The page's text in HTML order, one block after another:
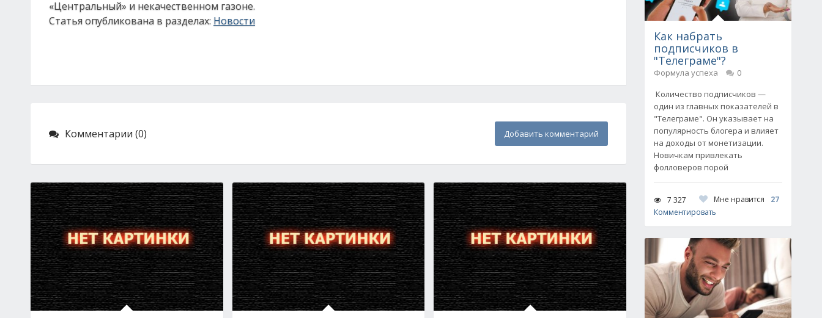
«Центральный» и некачественном газоне.
Статья опубликована в разделах: Новости
Комментарии (0) Добавить комментарий
Как набрать
подписчиков в
"Телеграме"?
Формула успеха
0
Количество подписчиков —
один из главных показателей в
"Телеграме". Он указывает на
популярность блогера и влияет
на доходы от монетизации.
Новичкам привлекать
фолловеров порой
7 327 Мне нравится
27
Комментировать